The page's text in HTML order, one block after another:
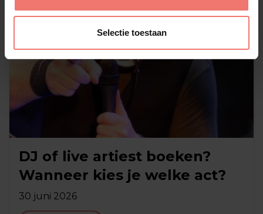
Selectie toestaan
DJ of live artiest boeken?
Wanneer kies je welke act?
30 juni 2026